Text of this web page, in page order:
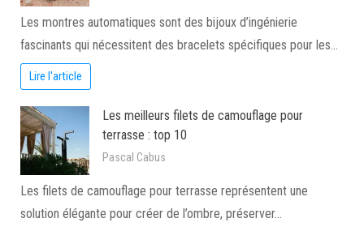
Les montres automatiques sont des bijoux d’ingénierie
fascinants qui nécessitent des bracelets spécifiques pour les…
Lire l'article
Les meilleurs filets de camouflage pour
terrasse : top 10
Pascal Cabus
Les filets de camouflage pour terrasse représentent une
solution élégante pour créer de l’ombre, préserver…